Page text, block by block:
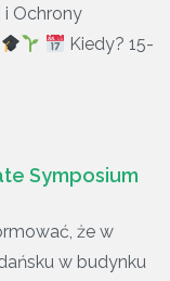
i Ochrony
Kiedy? 15-
Symposium
że w
w budynku